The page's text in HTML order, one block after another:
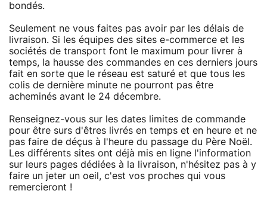
bondés.
Seulement ne vous faites pas avoir par les délais de
livraison. Si les équipes des sites e-commerce et les
sociétés de transport font le maximum pour livrer à
temps, la hausse des commandes en ces derniers jours
fait en sorte que le réseau est saturé et que tous les
colis de dernière minute ne pourront pas être
acheminés avant le 24 décembre.
Renseignez-vous sur les dates limites de commande
pour être surs d'êtres livrés en temps et en heure et ne
pas faire de déçus à l'heure du passage du Père Noël.
Les différents sites ont déjà mis en ligne l'information
sur leurs pages dédiées à la livraison, n'hésitez pas à y
faire un jeter un oeil, c'est vos proches qui vous
remercieront !